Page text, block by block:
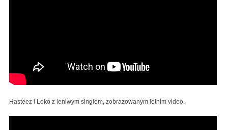
Hasteez i Loko z leniwym singlem, zobrazowanym letnim video.